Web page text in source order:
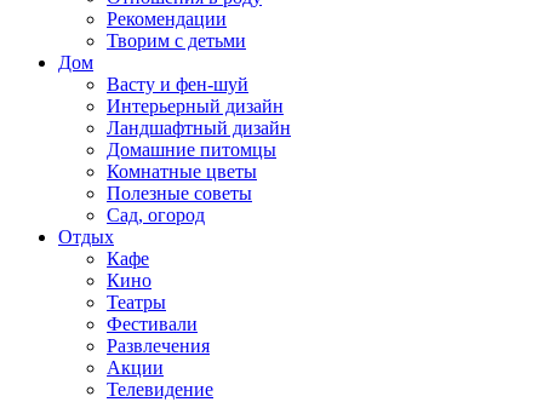
Рекомендации
Творим с детьми
Дом
Васту и фен-шуй
Интерьерный дизайн
Ландшафтный дизайн
Домашние питомцы
Комнатные цветы
Полезные советы
Сад, огород
Отдых
Кафе
Кино
Театры
Фестивали
Развлечения
Акции
Телевидение